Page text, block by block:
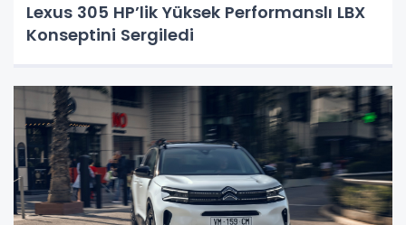
Lexus 305 HP’lik Yüksek Performanslı LBX
Konseptini Sergiledi